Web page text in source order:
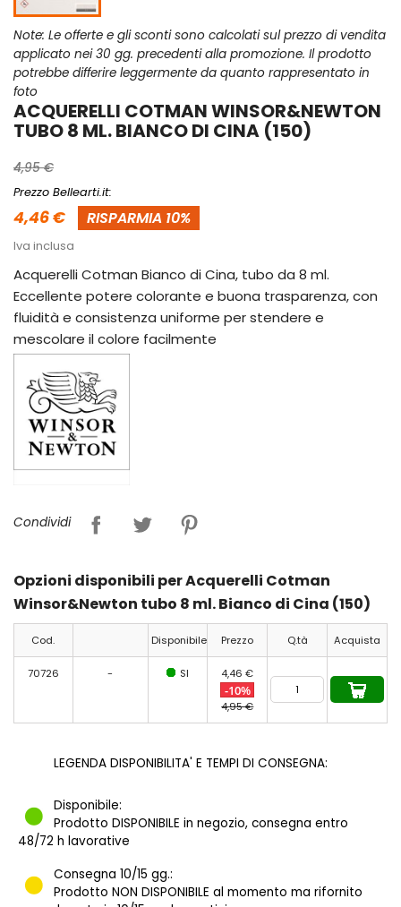
Note: Le offerte e gli sconti sono calcolati sul prezzo di vendita
applicato nei 30 gg. precedenti alla promozione. Il prodotto
potrebbe differire leggermente da quanto rappresentato in
foto
ACQUERELLI COTMAN WINSOR&NEWTON
TUBO 8 ML. BIANCO DI CINA (150)
4,95 €
Prezzo Bellearti.it:
4,46 € RISPARMIA 10%
Iva inclusa
Acquerelli Cotman Bianco di Cina, tubo da 8 ml.
Eccellente potere colorante e buona trasparenza, con
fluidità e consistenza uniforme per stendere e
mescolare il colore facilmente
Condividi
Opzioni disponibili per Acquerelli Cotman
Winsor&Newton tubo 8 ml. Bianco di Cina (150)
Cod. Disponibile Prezzo Q.tà Acquista
70726 - SI 4,46 €
-10%
4,95 €
LEGENDA DISPONIBILITA' E TEMPI DI CONSEGNA:
Disponibile:
Prodotto DISPONIBILE in negozio, consegna entro
48/72 h lavorative
Consegna 10/15 gg.:
Prodotto NON DISPONIBILE al momento ma rifornito